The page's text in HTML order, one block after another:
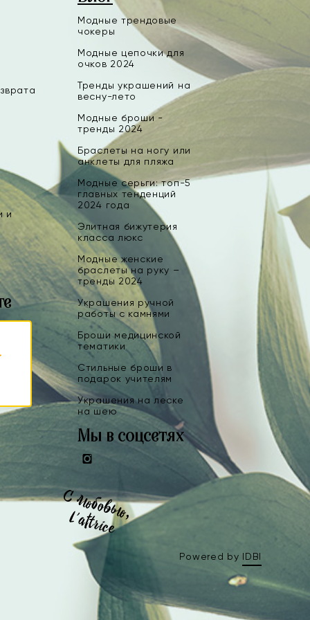
и
Модные трендовые
чокеры
Модные цепочки для
очков 2024
Тренды украшений на
весну-лето
Модные броши -
тренды 2024
Браслеты на ногу или
анклеты для пляжа
Модные серьги: топ-5
главных тенденций
2024 года
Элитная бижутерия
класса люкс
Модные женские
браслеты на руку –
тренды 2024
Украшения ручной
работы с камнями
Броши медицинской
тематики
Стильные броши в
подарок учителям
Украшения на леске
на шею
Мы в соцсетях
Instagram
Powered by IDBI